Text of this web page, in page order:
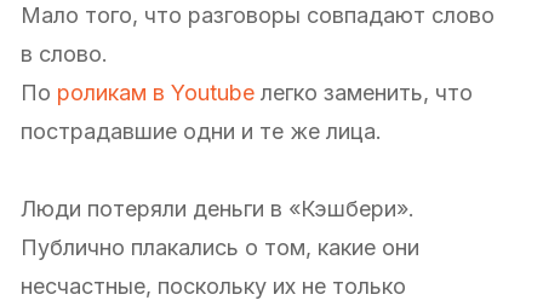
Мало того, что разговоры совпадают слово
в слово.
По роликам в Youtube легко заменить, что
пострадавшие одни и те же лица.
Люди потеряли деньги в «Кэшбери».
Публично плакались о том, какие они
несчастные, поскольку их не только